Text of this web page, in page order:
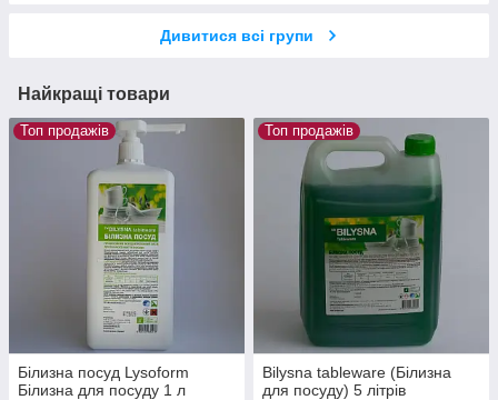
Дивитися всі групи
Найкращі товари
Топ продажів
Білизна посуд Lysoform
Білизна для посуду 1 л
Топ продажів
Bilysna tableware (Білизна
для посуду) 5 літрів